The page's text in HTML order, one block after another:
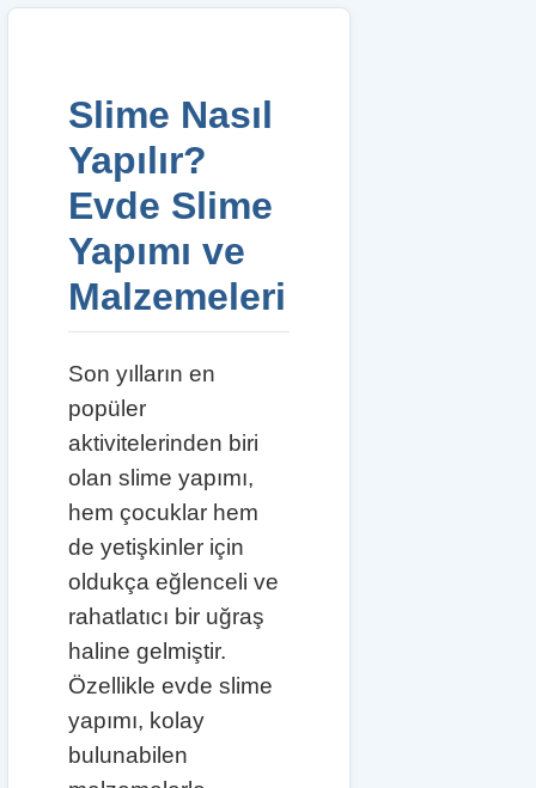
Slime Nasıl
Yapılır?
Evde Slime
Yapımı ve
Malzemeleri
Son yılların en
popüler
aktivitelerinden biri
olan slime yapımı,
hem çocuklar hem
de yetişkinler için
oldukça eğlenceli ve
rahatlatıcı bir uğraş
haline gelmiştir.
Özellikle evde slime
yapımı, kolay
bulunabilen